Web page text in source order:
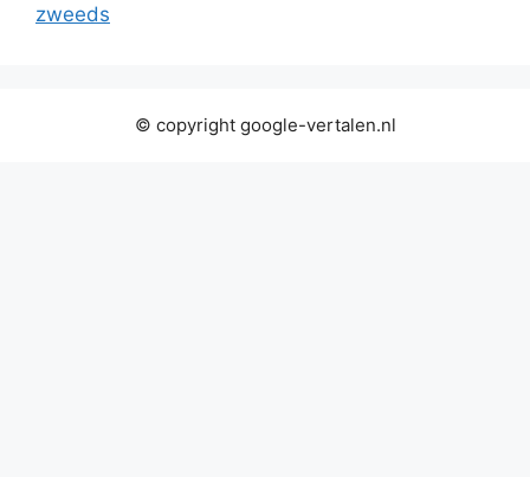
zweeds
© copyright google-vertalen.nl